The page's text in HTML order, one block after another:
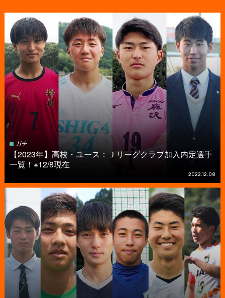
ガチ
【2023年】高校・ユース：Ｊリーグクラブ加入内定選手
一覧！※12/8現在
2022.12.08